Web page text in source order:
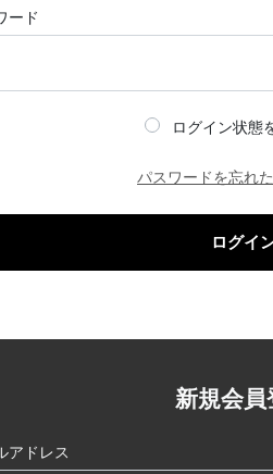
ード
ログイン状態
パスワードを忘れ
ログイ
新規会員
アドレス